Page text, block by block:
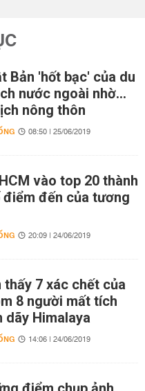
Bản 'hốt bạc' của du
nước ngoài nhờ…
nông thôn
08:50 | 25/06/2019
vào top 20 thành
điểm đến của tương
20:09 | 24/06/2019
thấy 7 xác chết của
8 người mất tích
dãy Himalaya
14:06 | 24/06/2019